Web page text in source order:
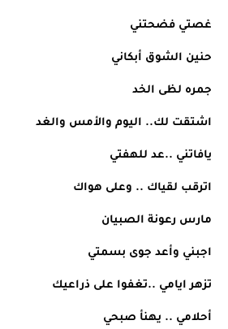
غصتي فضحتني
حنين الشوق أبكاني
جمره لظى الخد
اشتقت لك.. اليوم والأمس والغد
يافاتني ..عد للهفتي
اترقب لقياك .. وعلى هواك
مارس رعونة الصبيان
اجبني وأعد جوى بسمتي
تزهر ايامي ..تغفوا على ذراعيك
أحلامي .. يهنأ صبحي